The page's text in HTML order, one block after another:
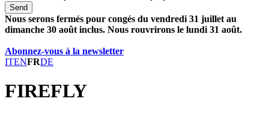
Send
Nous serons fermés pour congés du vendredi 31 juillet au
dimanche 30 août inclus. Nous rouvrirons le lundi 31 août.
Abonnez-vous à la newsletter
ITENFRDE
FIREFLY